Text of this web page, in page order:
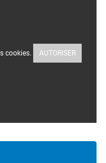
cookies. AUTORISER